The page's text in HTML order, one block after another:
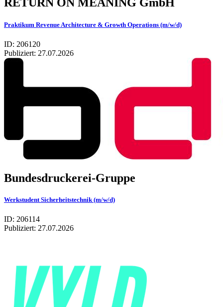
RETURN ON MEA­NING GmbH
Praktikum Revenue Architecture & Growth Operations (m/w/d)
ID: 206120
Publiziert: 27.07.2026
Bundesdruckerei-Gruppe
Werkstudent Sicherheitstechnik (m/w/d)
ID: 206114
Publiziert: 27.07.2026